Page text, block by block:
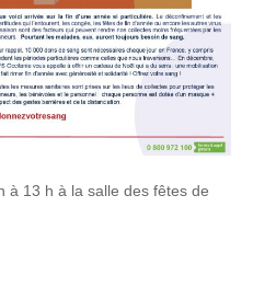
à 13 h à la salle des fêtes de